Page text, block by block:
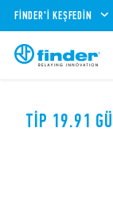
FINDER'I KEŞFEDIN
TIP 19.91